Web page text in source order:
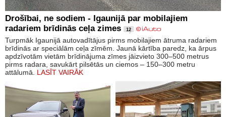
Drošībai, ne sodiem - Igaunijā par mobilajiem
radariem brīdinās ceļa zimes
12
Turpmāk Igaunijā autovadītājus pirms mobilajiem ātruma radariem
brīdinās ar speciālām ceļa zīmēm. Jaunā kārtība paredz, ka ārpus
apdzīvotām vietām brīdinājuma zīmes jāizvieto 300–500 metrus
pirms radara, savukārt pilsētās un ciemos – 150–300 metru
attālumā. LASĪT VAIRĀK